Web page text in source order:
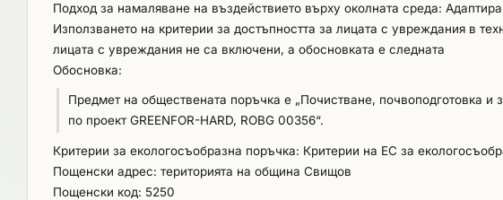
Подход за намаляване на въздействието върху околната среда:
Използването на критерии за достъпността за лицата с увреждания в
лицата с увреждания не са включени, а обосновката е следната
Обосновка:
Предмет на обществената поръчка e „Почистване, почвоподготовка
по проект GREENFOR-HARD, ROBG 00356“.
Критерии за екологосъобразна поръчка: Критерии на ЕС за
Пощенски адрес: територията на община Свищов
Пощенски код: 5250